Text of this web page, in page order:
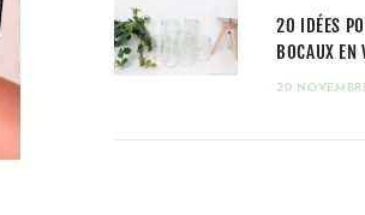
20 IDÉES
BOCAUX EN
20